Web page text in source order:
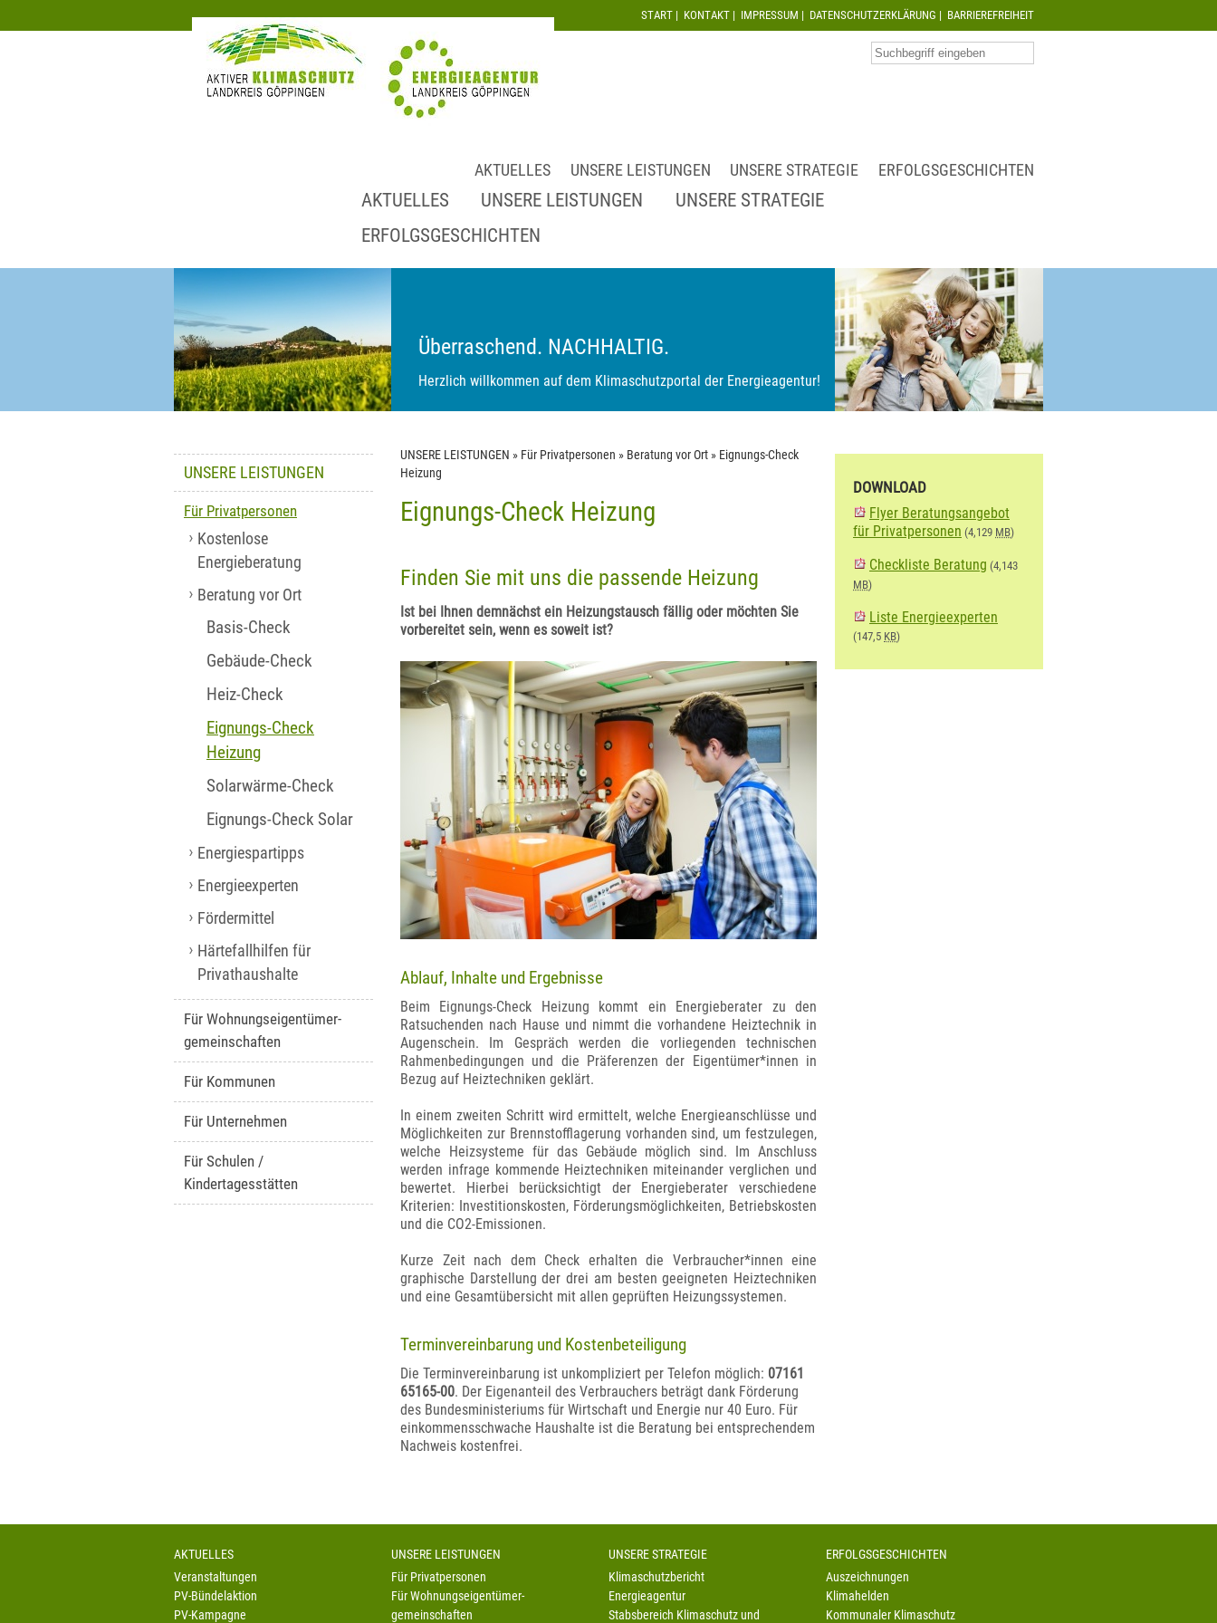
START | KONTAKT | IMPRESSUM | DATENSCHUTZERKLÄRUNG | BARRIEREFREIHEIT
AKTUELLES UNSERE LEISTUNGEN UNSERE STRATEGIE ERFOLGSGESCHICHTEN
AKTUELLES UNSERE LEISTUNGEN
UNSERE STRATEGIE
ERFOLGSGESCHICHTEN
Überraschend. NACHHALTIG.
Herzlich willkommen auf dem Klimaschutzportal der Energieagentur!
UNSERE LEISTUNGEN
Für Privatpersonen
Kostenlose
Energieberatung
Beratung vor Ort
Basis-Check
Gebäude-Check
Heiz-Check
Eignungs-Check
Heizung
Solarwärme-Check
Eignungs-Check Solar
Energiespartipps
Energieexperten
Fördermittel
Härtefallhilfen für
Privathaushalte
Für Wohnungseigentümer-
gemeinschaften
Für Kommunen
Für Unternehmen
Für Schulen /
Kindertagesstätten
UNSERE LEISTUNGEN » Für Privatpersonen » Beratung vor Ort » Eignungs-Check
Heizung
Eignungs-Check Heizung
Finden Sie mit uns die passende Heizung
Ist bei Ihnen demnächst ein Heizungstausch fällig oder möchten Sie
vorbereitet sein, wenn es soweit ist?
Ablauf, Inhalte und Ergebnisse
Beim Eignungs-Check Heizung kommt ein Energieberater zu den
Ratsuchenden nach Hause und nimmt die vorhandene Heiztechnik in
Augenschein. Im Gespräch werden die vorliegenden technischen
Rahmenbedingungen und die Präferenzen der Eigentümer*innen in
Bezug auf Heiztechniken geklärt.
In einem zweiten Schritt wird ermittelt, welche Energieanschlüsse und
Möglichkeiten zur Brennstofflagerung vorhanden sind, um festzulegen,
welche Heizsysteme für das Gebäude möglich sind. Im Anschluss
werden infrage kommende Heiztechniken miteinander verglichen und
bewertet. Hierbei berücksichtigt der Energieberater verschiedene
Kriterien: Investitionskosten, Förderungsmöglichkeiten, Betriebskosten
und die CO2-Emissionen.
Kurze Zeit nach dem Check erhalten die Verbraucher*innen eine
graphische Darstellung der drei am besten geeigneten Heiztechniken
und eine Gesamtübersicht mit allen geprüften Heizungssystemen.
Terminvereinbarung und Kostenbeteiligung
Die Terminvereinbarung ist unkompliziert per Telefon möglich: 07161
65165-00. Der Eigenanteil des Verbrauchers beträgt dank Förderung
des Bundesministeriums für Wirtschaft und Energie nur 40 Euro. Für
einkommensschwache Haushalte ist die Beratung bei entsprechendem
Nachweis kostenfrei.
DOWNLOAD
Flyer Beratungsangebot
für Privatpersonen (4,129 MB)
Checkliste Beratung (4,143
MB)
Liste Energieexperten
(147,5 KB)
AKTUELLES
Veranstaltungen
PV-Bündelaktion
PV-Kampagne
UNSERE LEISTUNGEN
Für Privatpersonen
Für Wohnungseigentümer-
gemeinschaften
UNSERE STRATEGIE
Klimaschutzbericht
Energieagentur
Stabsbereich Klimaschutz und
ERFOLGSGESCHICHTEN
Auszeichnungen
Klimahelden
Kommunaler Klimaschutz